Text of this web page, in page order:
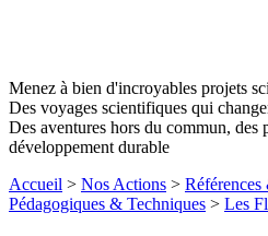
Menez à bien d'incroyables projets
Des voyages scientifiques qui
Des aventures hors du commun, des
développement durable
Accueil > Nos Actions >
Pédagogiques & Techniques > Les